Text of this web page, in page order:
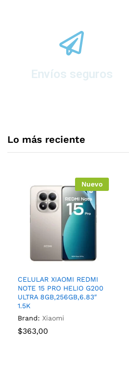
Envíos seguros
Lo más reciente
Nuevo
CELULAR XIAOMI REDMI
NOTE 15 PRO HELIO G200
ULTRA 8GB,256GB,6.83″
1.5K
Brand: Xiaomi
$363,00